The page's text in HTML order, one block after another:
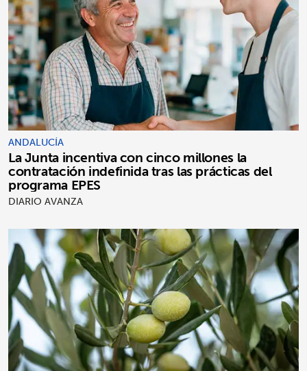
ANDALUCÍA
La Junta incentiva con cinco millones la
contratación indefinida tras las prácticas del
programa EPES
DIARIO AVANZA